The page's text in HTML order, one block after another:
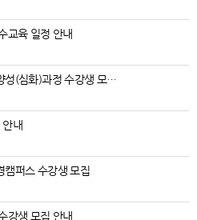
교육 일정 안내
성(심화)과정 수강생 모…
내
캠퍼스 수강생 모집
강생 모집 안내